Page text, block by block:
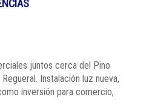
juntos cerca del Pino
Instalación luz nueva,
inversión para comercio,